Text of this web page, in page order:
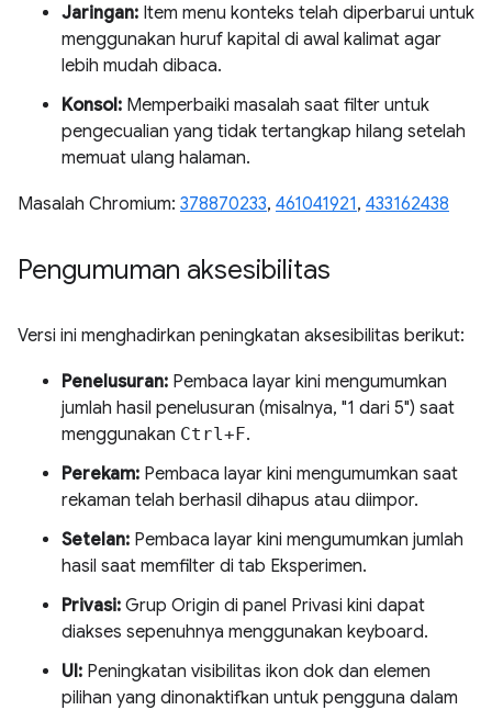
Jaringan: Item menu konteks telah diperbarui untuk
menggunakan huruf kapital di awal kalimat agar
lebih mudah dibaca.
Konsol: Memperbaiki masalah saat filter untuk
pengecualian yang tidak tertangkap hilang setelah
memuat ulang halaman.
Masalah Chromium: 378870233, 461041921, 433162438
Pengumuman aksesibilitas
Versi ini menghadirkan peningkatan aksesibilitas berikut:
Penelusuran: Pembaca layar kini mengumumkan
jumlah hasil penelusuran (misalnya, "1 dari 5") saat
menggunakan Ctrl+F.
Perekam: Pembaca layar kini mengumumkan saat
rekaman telah berhasil dihapus atau diimpor.
Setelan: Pembaca layar kini mengumumkan jumlah
hasil saat memfilter di tab Eksperimen.
Privasi: Grup Origin di panel Privasi kini dapat
diakses sepenuhnya menggunakan keyboard.
UI: Peningkatan visibilitas ikon dok dan elemen
pilihan yang dinonaktifkan untuk pengguna dalam